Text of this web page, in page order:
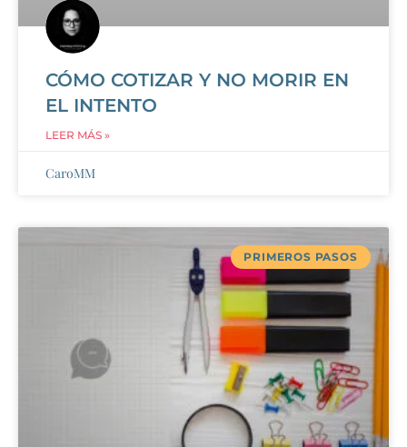
CÓMO COTIZAR Y NO MORIR EN
EL INTENTO
LEER MÁS »
CaroMM
PRIMEROS PASOS